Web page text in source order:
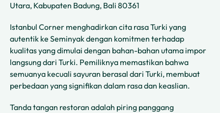
Utara, Kabupaten Badung, Bali 80361
Istanbul Corner menghadirkan cita rasa Turki yang
autentik ke Seminyak dengan komitmen terhadap
kualitas yang dimulai dengan bahan-bahan utama impor
langsung dari Turki. Pemiliknya memastikan bahwa
semuanya kecuali sayuran berasal dari Turki, membuat
perbedaan yang signifikan dalam rasa dan keaslian.
Tanda tangan restoran adalah piring panggang